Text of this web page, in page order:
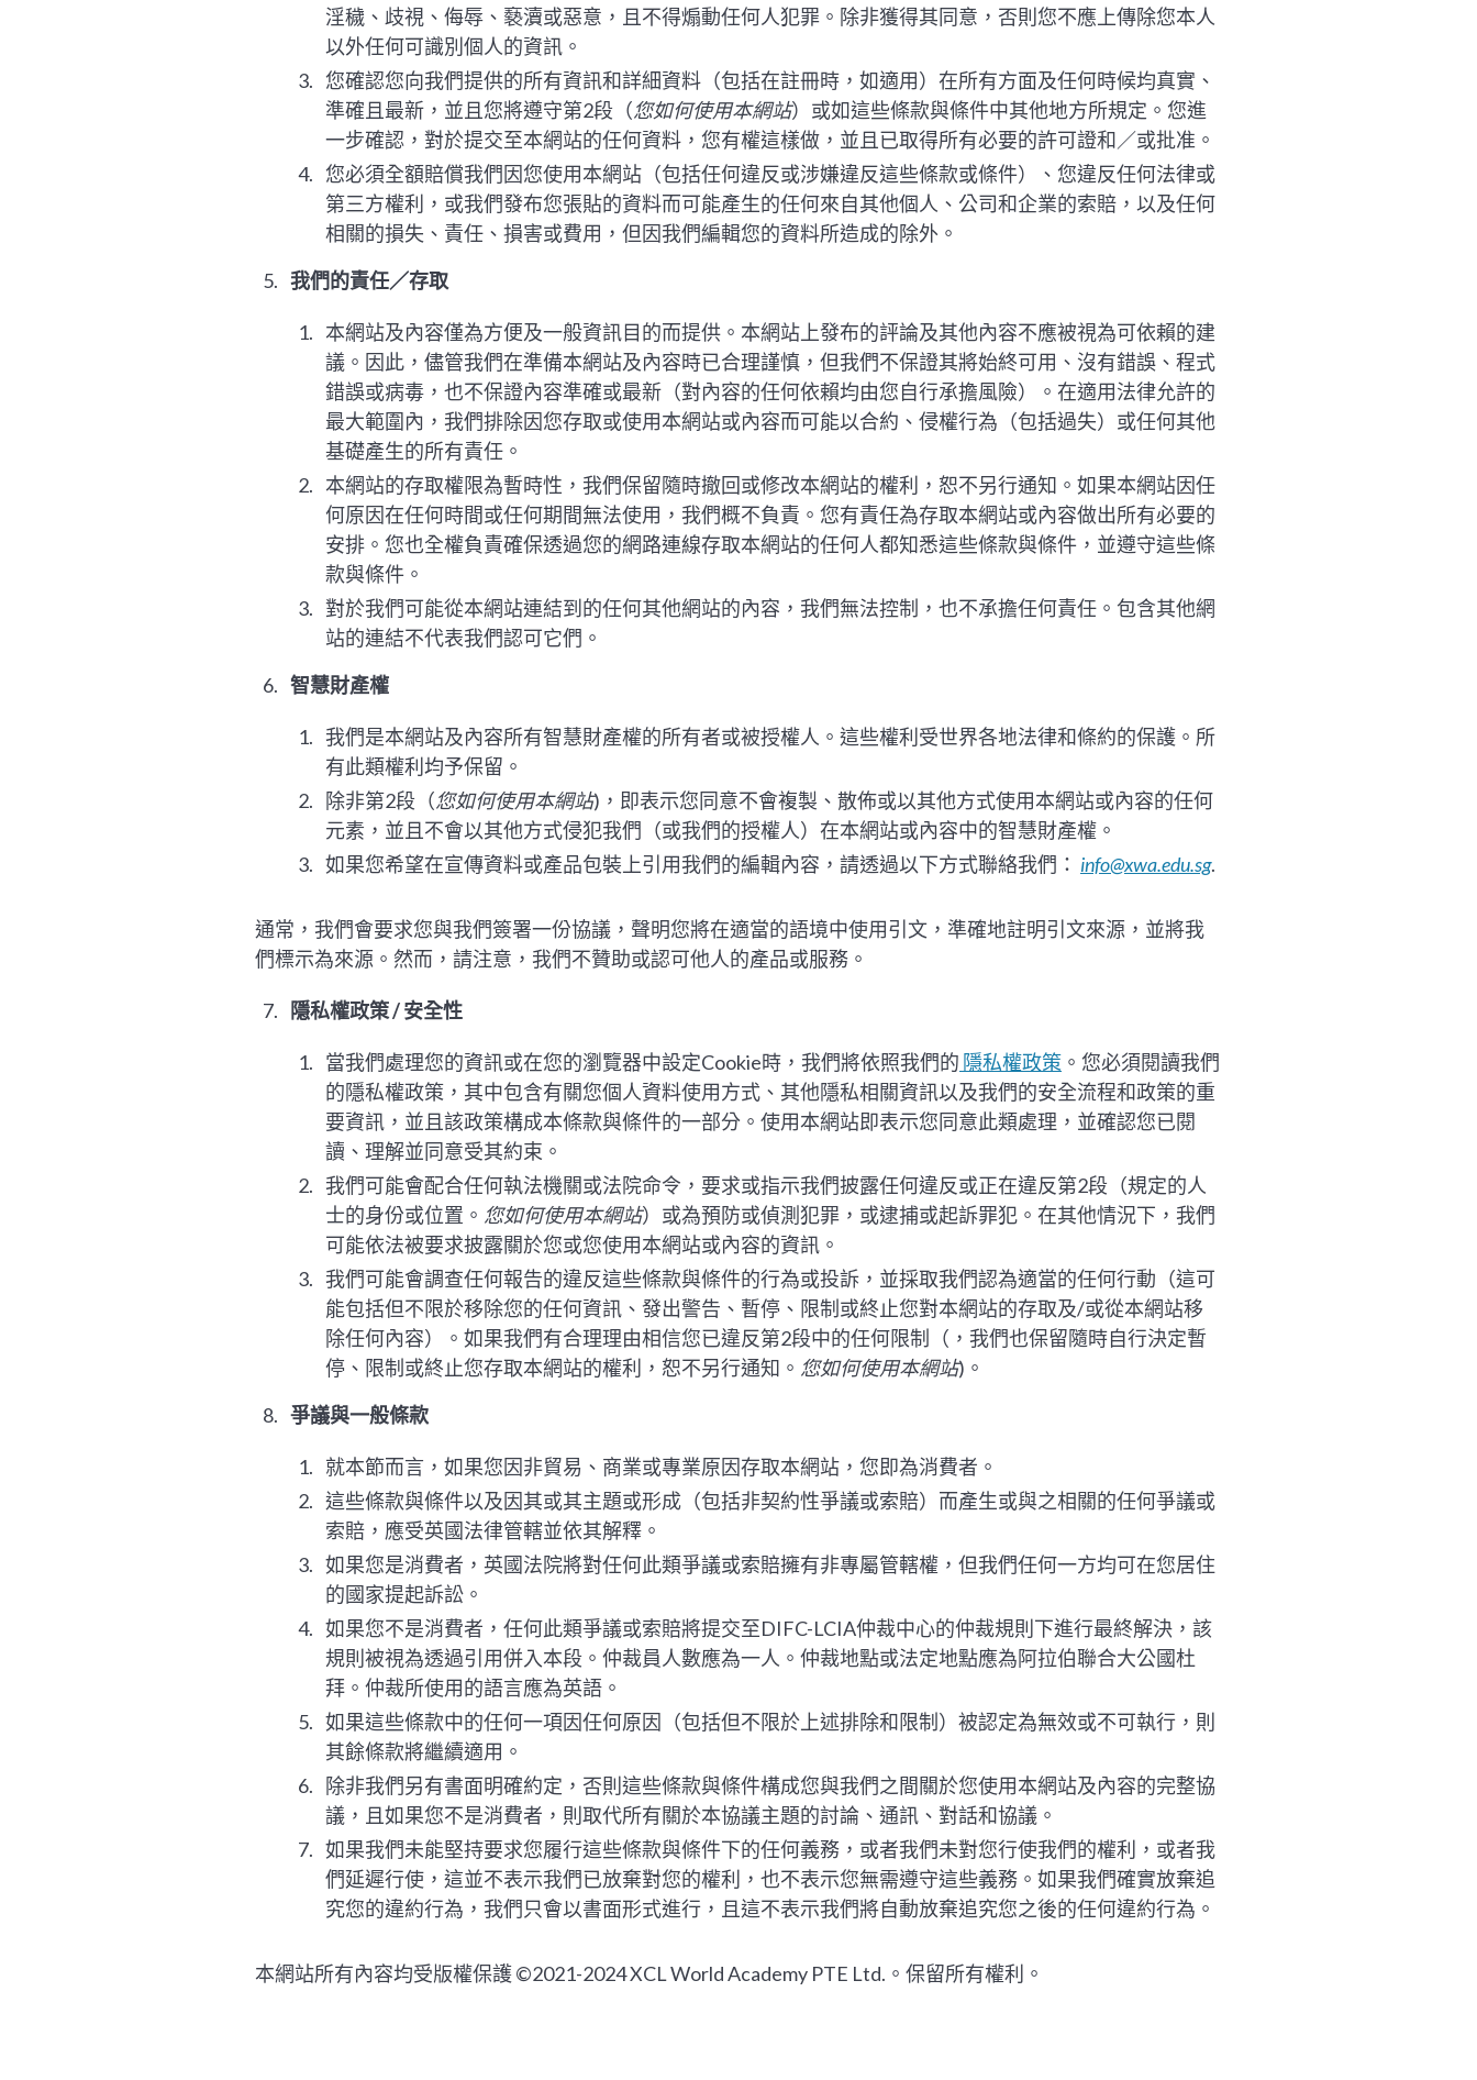
淫穢、歧視、侮辱、褻瀆或惡意，且不得煽動任何人犯罪。除非獲得其同意，否則您不應上傳除您本人
以外任何可識別個人的資訊。
您確認您向我們提供的所有資訊和詳細資料（包括在註冊時，如適用）在所有方面及任何時候均真實、
準確且最新，並且您將遵守第2段（您如何使用本網站）或如這些條款與條件中其他地方所規定。您進
一步確認，對於提交至本網站的任何資料，您有權這樣做，並且已取得所有必要的許可證和／或批准。
您必須全額賠償我們因您使用本網站（包括任何違反或涉嫌違反這些條款或條件）、您違反任何法律或
第三方權利，或我們發布您張貼的資料而可能產生的任何來自其他個人、公司和企業的索賠，以及任何
相關的損失、責任、損害或費用，但因我們編輯您的資料所造成的除外。
我們的責任／存取
本網站及內容僅為方便及一般資訊目的而提供。本網站上發布的評論及其他內容不應被視為可依賴的建
議。因此，儘管我們在準備本網站及內容時已合理謹慎，但我們不保證其將始終可用、沒有錯誤、程式
錯誤或病毒，也不保證內容準確或最新（對內容的任何依賴均由您自行承擔風險）。在適用法律允許的
最大範圍內，我們排除因您存取或使用本網站或內容而可能以合約、侵權行為（包括過失）或任何其他
基礎產生的所有責任。
本網站的存取權限為暫時性，我們保留隨時撤回或修改本網站的權利，恕不另行通知。如果本網站因任
何原因在任何時間或任何期間無法使用，我們概不負責。您有責任為存取本網站或內容做出所有必要的
安排。您也全權負責確保透過您的網路連線存取本網站的任何人都知悉這些條款與條件，並遵守這些條
款與條件。
對於我們可能從本網站連結到的任何其他網站的內容，我們無法控制，也不承擔任何責任。包含其他網
站的連結不代表我們認可它們。
智慧財產權
我們是本網站及內容所有智慧財產權的所有者或被授權人。這些權利受世界各地法律和條約的保護。所
有此類權利均予保留。
除非第2段（您如何使用本網站)，即表示您同意不會複製、散佈或以其他方式使用本網站或內容的任何
元素，並且不會以其他方式侵犯我們（或我們的授權人）在本網站或內容中的智慧財產權。
如果您希望在宣傳資料或產品包裝上引用我們的編輯內容，請透過以下方式聯絡我們： info@xwa.edu.sg.
通常，我們會要求您與我們簽署一份協議，聲明您將在適當的語境中使用引文，準確地註明引文來源，並將我
們標示為來源。然而，請注意，我們不贊助或認可他人的產品或服務。
隱私權政策 / 安全性
當我們處理您的資訊或在您的瀏覽器中設定Cookie時，我們將依照我們的 隱私權政策 。您必須閱讀我們
的隱私權政策，其中包含有關您個人資料使用方式、其他隱私相關資訊以及我們的安全流程和政策的重
要資訊，並且該政策構成本條款與條件的一部分。使用本網站即表示您同意此類處理，並確認您已閱
讀、理解並同意受其約束。
我們可能會配合任何執法機關或法院命令，要求或指示我們披露任何違反或正在違反第2段（規定的人
士的身份或位置。 您如何使用本網站）或為預防或偵測犯罪，或逮捕或起訴罪犯。在其他情況下，我們
可能依法被要求披露關於您或您使用本網站或內容的資訊。
我們可能會調查任何報告的違反這些條款與條件的行為或投訴，並採取我們認為適當的任何行動（這可
能包括但不限於移除您的任何資訊、發出警告、暫停、限制或終止您對本網站的存取及/或從本網站移
除任何內容）。如果我們有合理理由相信您已違反第2段中的任何限制（，我們也保留隨時自行決定暫
停、限制或終止您存取本網站的權利，恕不另行通知。 您如何使用本網站)。
爭議與一般條款
就本節而言，如果您因非貿易、商業或專業原因存取本網站，您即為消費者。
這些條款與條件以及因其或其主題或形成（包括非契約性爭議或索賠）而產生或與之相關的任何爭議或
索賠，應受英國法律管轄並依其解釋。
如果您是消費者，英國法院將對任何此類爭議或索賠擁有非專屬管轄權，但我們任何一方均可在您居住
的國家提起訴訟。
如果您不是消費者，任何此類爭議或索賠將提交至DIFC-LCIA仲裁中心的仲裁規則下進行最終解決，該
規則被視為透過引用併入本段。仲裁員人數應為一人。仲裁地點或法定地點應為阿拉伯聯合大公國杜
拜。仲裁所使用的語言應為英語。
如果這些條款中的任何一項因任何原因（包括但不限於上述排除和限制）被認定為無效或不可執行，則
其餘條款將繼續適用。
除非我們另有書面明確約定，否則這些條款與條件構成您與我們之間關於您使用本網站及內容的完整協
議，且如果您不是消費者，則取代所有關於本協議主題的討論、通訊、對話和協議。
如果我們未能堅持要求您履行這些條款與條件下的任何義務，或者我們未對您行使我們的權利，或者我
們延遲行使，這並不表示我們已放棄對您的權利，也不表示您無需遵守這些義務。如果我們確實放棄追
究您的違約行為，我們只會以書面形式進行，且這不表示我們將自動放棄追究您之後的任何違約行為。
本網站所有內容均受版權保護 ©2021-2024 XCL World Academy PTE Ltd.。保留所有權利。